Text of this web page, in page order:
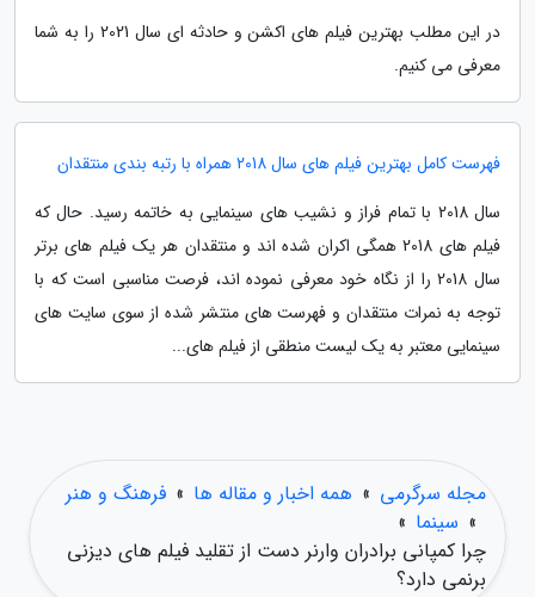
در این مطلب بهترین فیلم های اکشن و حادثه ای سال 2021 را به شما
معرفی می کنیم.
فهرست کامل بهترین فیلم های سال 2018 همراه با رتبه بندی منتقدان
سال 2018 با تمام فراز و نشیب های سینمایی به خاتمه رسید. حال که
فیلم های 2018 همگی اکران شده اند و منتقدان هر یک فیلم های برتر
سال 2018 را از نگاه خود معرفی نموده اند، فرصت مناسبی است که با
توجه به نمرات منتقدان و فهرست های منتشر شده از سوی سایت های
سینمایی معتبر به یک لیست منطقی از فیلم های...
مجله سرگرمی » همه اخبار و مقاله ها » فرهنگ و هنر
» سینما »
چرا کمپانی برادران وارنر دست از تقلید فیلم های دیزنی
برنمی دارد؟